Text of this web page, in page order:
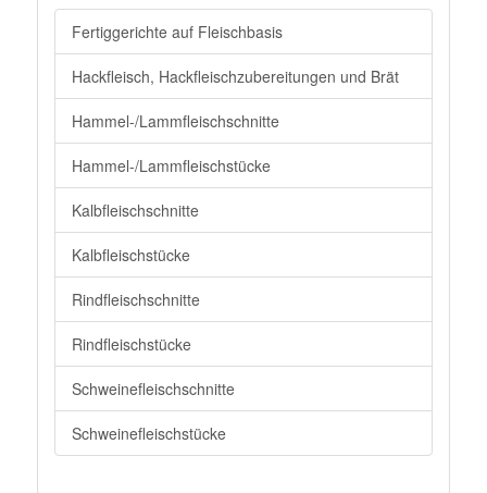
Fertiggerichte auf Fleischbasis
Hackfleisch, Hackfleischzubereitungen und Brät
Hammel-/Lammfleischschnitte
Hammel-/Lammfleischstücke
Kalbfleischschnitte
Kalbfleischstücke
Rindfleischschnitte
Rindfleischstücke
Schweinefleischschnitte
Schweinefleischstücke